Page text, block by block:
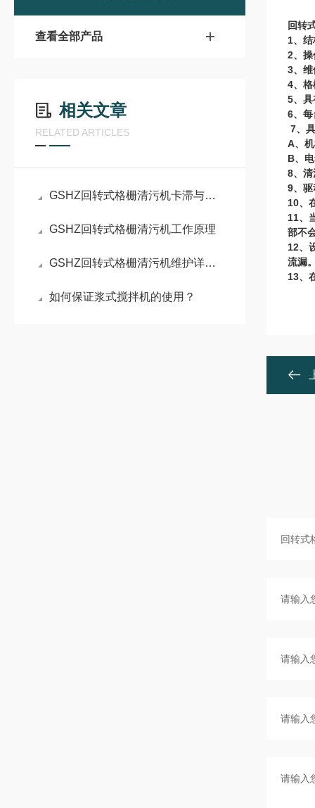
查看全部产品
相关文章
RELATED ARTICLES
GSHZ回转式格栅清污机卡滞与链条跳齿问题的成因及解决方案
GSHZ回转式格栅清污机工作原理
GSHZ回转式格栅清污机维护详细说明介绍
如何保证浆式搅拌机的使用？
回转
1、
2、
3、
4、
5、
6、
7、
A、
B、
8、
9、
10、
11、
部不
12、
流漏
13、